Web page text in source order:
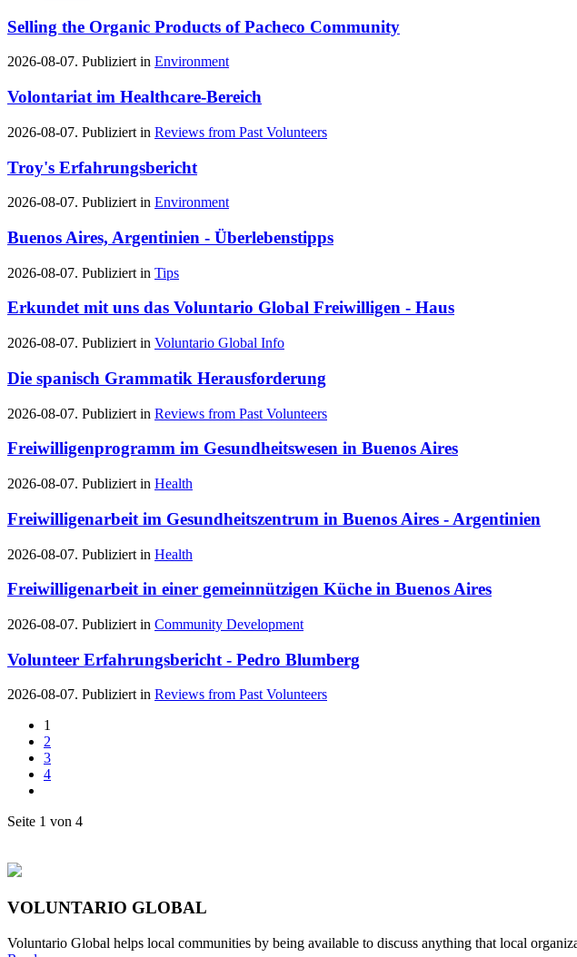
Selling the Organic Products of Pacheco Community
2026-08-07. Publiziert in Environment
Volontariat im Healthcare-Bereich
2026-08-07. Publiziert in Reviews from Past Volunteers
Troy's Erfahrungsbericht
2026-08-07. Publiziert in Environment
Buenos Aires, Argentinien - Überlebenstipps
2026-08-07. Publiziert in Tips
Erkundet mit uns das Voluntario Global Freiwilligen - Haus
2026-08-07. Publiziert in Voluntario Global Info
Die spanisch Grammatik Herausforderung
2026-08-07. Publiziert in Reviews from Past Volunteers
Freiwilligenprogramm im Gesundheitswesen in Buenos Aires
2026-08-07. Publiziert in Health
Freiwilligenarbeit im Gesundheitszentrum in Buenos Aires - Argentinien
2026-08-07. Publiziert in Health
Freiwilligenarbeit in einer gemeinnützigen Küche in Buenos Aires
2026-08-07. Publiziert in Community Development
Volunteer Erfahrungsbericht - Pedro Blumberg
2026-08-07. Publiziert in Reviews from Past Volunteers
1
2
3
4
Seite 1 von 4
VOLUNTARIO GLOBAL
Voluntario Global helps local communities by being available to discuss anything that local